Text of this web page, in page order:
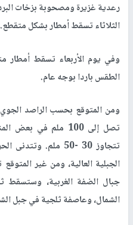
رعدية غزيرة ومصحوبة بزخات
الثلاثاء تسقط أمطار بشكل متقطع.
وفي يوم الأربعاء تسقط أمطار
الطقس باردا بوجه عام.
ومن المتوقع بحسب الراصد
تصل إلى 100 ملم في
تتجاوز 30 -50 ملم.
الجبلية العالية، ومن غير
جبال الضفة الغربية، وستسقط
الشمال، وعاصفة ثلجية في جبل